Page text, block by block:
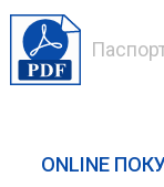
ONLINE